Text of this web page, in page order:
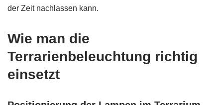
der Zeit nachlassen kann.
Wie man die
Terrarienbeleuchtung richtig
einsetzt